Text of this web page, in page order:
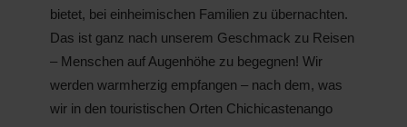
bietet, bei einheimischen Familien zu übernachten.
Das ist ganz nach unserem Geschmack zu Reisen
– Menschen auf Augenhöhe zu begegnen! Wir
werden warmherzig empfangen – nach dem, was
wir in den touristischen Orten Chichicastenango